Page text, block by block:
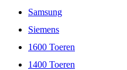
Samsung
Siemens
1600 Toeren
1400 Toeren